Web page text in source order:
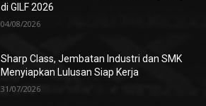
di GILF 2026
04/08/2026
Sharp Class, Jembatan Industri dan SMK
Menyiapkan Lulusan Siap Kerja
31/07/2026